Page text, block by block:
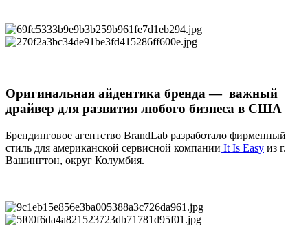
Оригинальная айдентика бренда — важный
драйвер для развития любого бизнеса в США
Брендинговое агентство BrandLab разработало фирменный
стиль для американской сервисной компании It Is Easy из г.
Вашингтон, округ Колумбия.